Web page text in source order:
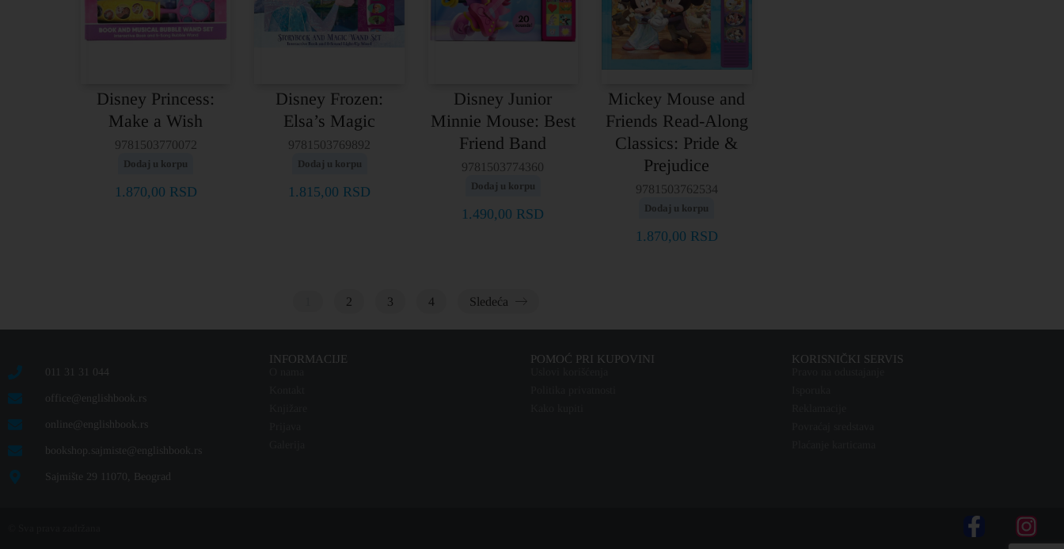
Disney Princess:
Make a Wish
9781503770072
Dodaj u korpu
1.870,00 RSD
Disney Frozen:
Elsa’s Magic
9781503769892
Dodaj u korpu
1.815,00 RSD
Disney Junior
Minnie Mouse: Best
Friend Band
9781503774360
Dodaj u korpu
1.490,00 RSD
Mickey Mouse and
Friends Read-Along
Classics: Pride &
Prejudice
9781503762534
Dodaj u korpu
1.870,00 RSD
2 3 4 Sledeća
011 31 31 044
office@englishbook.rs
online@englishbook.rs
bookshop.sajmiste@englishbook.rs
Sajmište 29 11070, Beograd
INFORMACIJE POMOĆ PRI KUPOVINI KORISNIČKI SERVIS